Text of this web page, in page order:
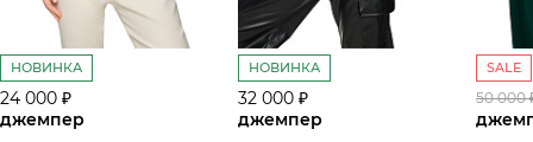
НОВИНКА
24 000 ₽
джемпер
НОВИНКА
32 000 ₽
джемпер
SALE
50 000